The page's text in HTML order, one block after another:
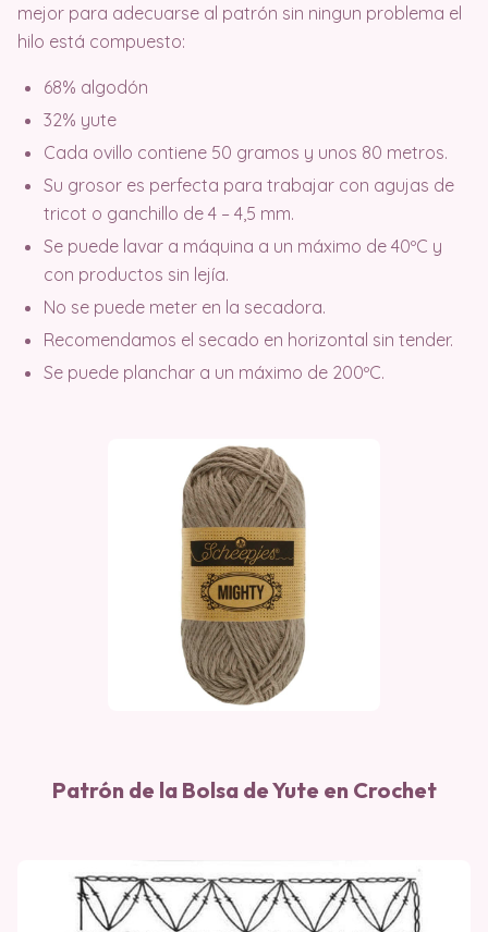
mejor para adecuarse al patrón sin ningun problema el
hilo está compuesto:
68% algodón
32% yute
Cada ovillo contiene 50 gramos y unos 80 metros.
Su grosor es perfecta para trabajar con agujas de
tricot o ganchillo de 4 – 4,5 mm.
Se puede lavar a máquina a un máximo de 40ºC y
con productos sin lejía.
No se puede meter en la secadora.
Recomendamos el secado en horizontal sin tender.
Se puede planchar a un máximo de 200ºC.
Patrón de la Bolsa de Yute en Crochet